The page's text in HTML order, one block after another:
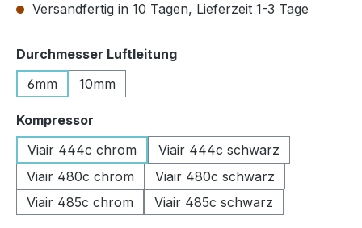
Versandfertig in 10 Tagen, Lieferzeit 1-3 Tage
Durchmesser Luftleitungauswählen
6mm
10mm
Kompressor
Viair 444c chrom
Viair 444c schwarz
Viair 480c chrom
Viair 480c schwarz
Viair 485c chrom
Viair 485c schwarz